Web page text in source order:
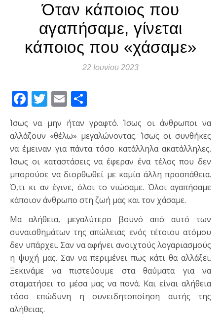
Όταν κάποιος που
αγαπήσαμε, γίνεται
κάποιος που «χάσαμε»
22 Ιουνίου 2023
Facebook
Twitter
Email
Ίσως να μην ήταν γραφτό. Ίσως οι άνθρωποι να
αλλάζουν «θέλω» μεγαλώνοντας. Ίσως οι συνθήκες
να έμειναν για πάντα τόσο κατάλληλα ακατάλληλες.
Ίσως οι καταστάσεις να έφεραν ένα τέλος που δεν
μπορούσε να διορθωθεί με καμία άλλη προσπάθεια.
Ό,τι κι αν έγινε, όλοι το νιώσαμε. Όλοι αγαπήσαμε
κάποιον άνθρωπο στη ζωή μας και τον χάσαμε.
Μα αλήθεια, μεγαλύτερο βουνό από αυτό των
συναισθημάτων της απώλειας ενός τέτοιου ατόμου
δεν υπάρχει. Σαν να αφήνει ανοιχτούς λογαριασμούς
η ψυχή μας. Σαν να περιμένει πως κάτι θα αλλάξει.
Ξεκινάμε να πιστεύουμε στα θαύματα για να
σταματήσει το μέσα μας να πονά. Και είναι αλήθεια
τόσο επώδυνη η συνειδητοποίηση αυτής της
αλήθειας.